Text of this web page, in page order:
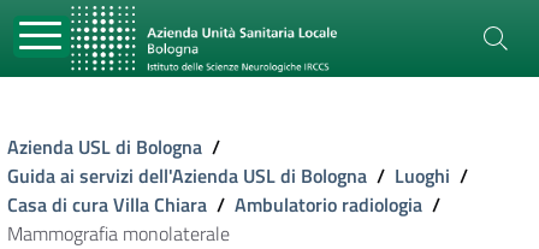
Azienda USL di Bologna /
Guida ai servizi dell'Azienda USL di Bologna / Luoghi /
Casa di cura Villa Chiara / Ambulatorio radiologia /
Mammografia monolaterale